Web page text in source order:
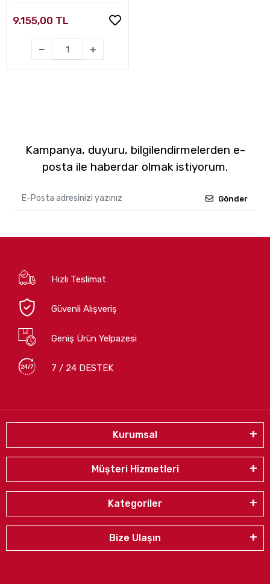
9.155,00 TL
Kampanya, duyuru, bilgilendirmelerden e-
posta ile haberdar olmak istiyorum.
Gönder
Hızlı Teslimat
Güvenli Alışveriş
Geniş Ürün Yelpazesi
7 / 24 DESTEK
Kurumsal
Müşteri Hizmetleri
Kategoriler
Bize Ulaşın